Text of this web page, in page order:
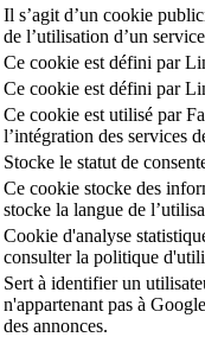
Il s’agit d’un cookie
de l’utilisation d’un
Ce cookie est défini par
Ce cookie est défini par
Ce cookie est utilisé par
l’intégration des services
Stocke le statut de
Ce cookie stocke des
stocke la langue de
Cookie d'analyse
consulter la politique
Sert à identifier un
n'appartenant pas à
des annonces.